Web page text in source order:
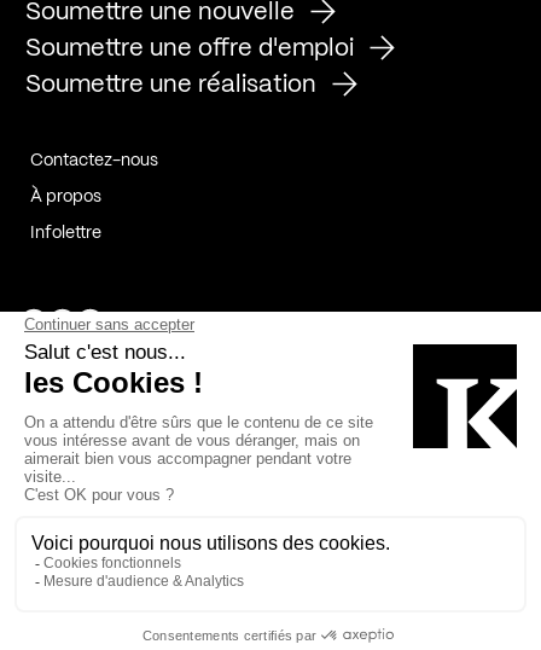
Soumettre une nouvelle
Soumettre une offre d'emploi
Soumettre une réalisation
Contactez-nous
À propos
Infolettre
Page Facebook de Kollectif
Page Instagram de Kollectif
Page Linkedin de Kollectif
Bâtiment-Durable-Québec-1
Esquisses-1
MP-1 v2com-1